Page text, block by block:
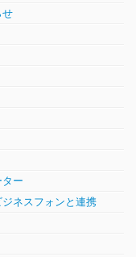
せ
ー
ネスフォンと連携